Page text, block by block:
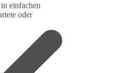
einfachen
oder